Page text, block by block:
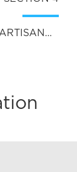
GESTIONNAIRE DE L'ENTREPRISE ARTISANALE DU BATIMENT (GEAB)